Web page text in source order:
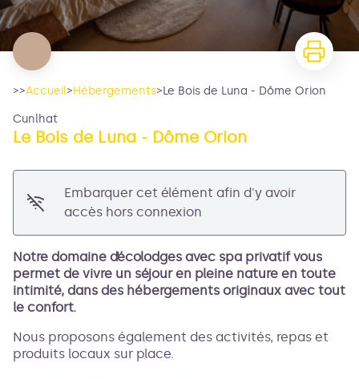
Voir l'image en plein écran
>>Accueil>Hébergements>Le Bois de Luna - Dôme Orion
Cunlhat
Le Bois de Luna - Dôme Orion
Embarquer cet élément afin d'y avoir
accès hors connexion
Notre domaine d’écolodges avec spa privatif vous
permet de vivre un séjour en pleine nature en toute
intimité, dans des hébergements originaux avec tout
le confort.
Nous proposons également des activités, repas et
produits locaux sur place.